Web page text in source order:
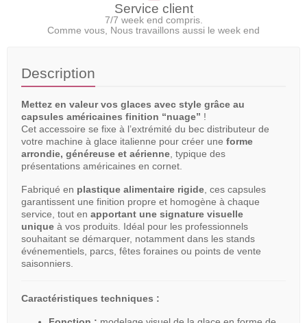
Service client
7/7 week end compris.
Comme vous, Nous travaillons aussi le week end
Description
Mettez en valeur vos glaces avec style grâce au
capsules américaines finition “nuage” !
Cet accessoire se fixe à l’extrémité du bec distributeur de
votre machine à glace italienne pour créer une forme
arrondie, généreuse et aérienne , typique des
présentations américaines en cornet.
Fabriqué en plastique alimentaire rigide , ces capsules
garantissent une finition propre et homogène à chaque
service, tout en apportant une signature visuelle
unique à vos produits. Idéal pour les professionnels
souhaitant se démarquer, notamment dans les stands
événementiels, parcs, fêtes foraines ou points de vente
saisonniers.
Caractéristiques techniques :